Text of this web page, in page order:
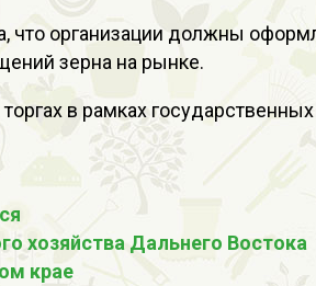
что организации должны
зерна на рынке.
в рамках государственных
хозяйства Дальнего Востока
крае